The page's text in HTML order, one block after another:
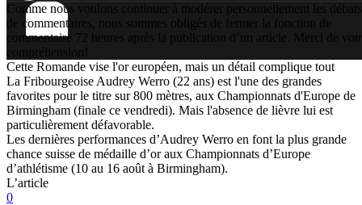
Comme nous voulons continuer à modérer personnellement les débats
de commentaires, nous sommes obligés de fermer la fonction de
commentaire 72 heures après la publication d’un article. Merci de
compréhension!
Cette Romande vise l'or européen, mais un détail complique tout
La Fribourgeoise Audrey Werro (22 ans) est l'une des grandes
favorites pour le titre sur 800 mètres, aux Championnats d'Europe de
Birmingham (finale ce vendredi). Mais l'absence de lièvre lui est
particulièrement défavorable.
Les dernières performances d’Audrey Werro en font la plus grande
chance suisse de médaille d’or aux Championnats d’Europe
d’athlétisme (10 au 16 août à Birmingham).
L’article
0